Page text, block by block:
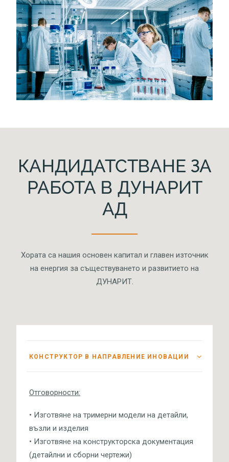
КАНДИДАТСТВАНЕ ЗА
РАБОТА В ДУНАРИТ
АД
Хората са нашия основен капитал и главен източник
на енергия за съществуването и развитието на
ДУНАРИТ.
КОНСТРУКТОР В НАПРАВЛЕНИЕ ИНОВАЦИИ
Отговорности:
• Изготвяне на тримерни модели на детайли,
възли и изделия
• Изготвяне на конструкторска документация
(детайлни и сборни чертежи)